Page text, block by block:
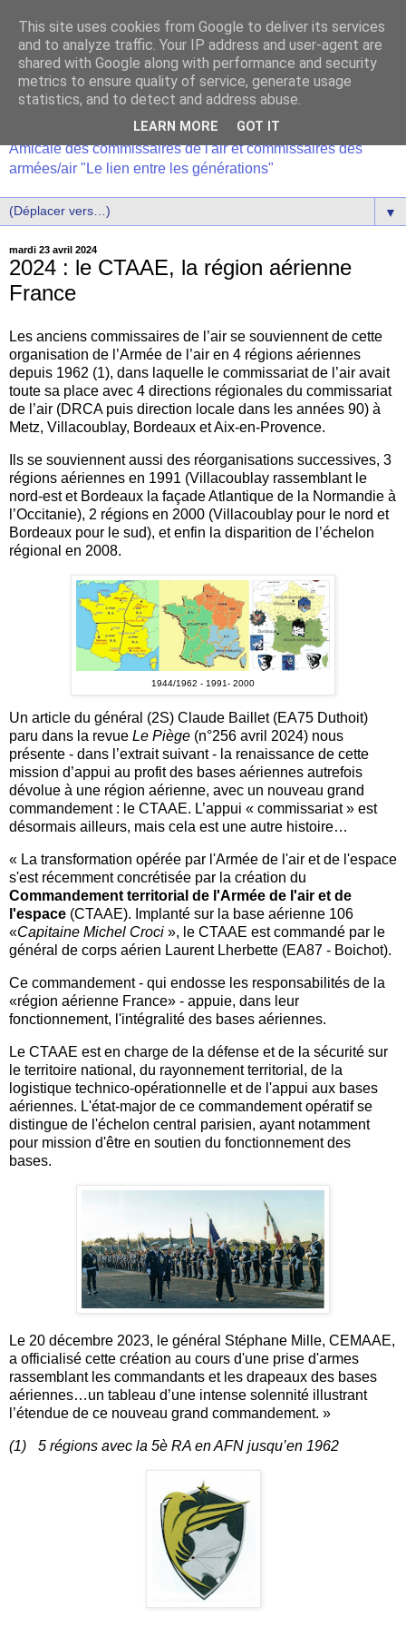
Amicale des commissaires de l'air et commissaires des
armées/air "Le lien entre les générations"
▼
mardi 23 avril 2024
2024 : le CTAAE, la région aérienne
France
Les anciens commissaires de l’air se souviennent de cette
organisation de l’Armée de l’air en 4 régions aériennes
depuis 1962 (1), dans laquelle le commissariat de l’air avait
toute sa place avec 4 directions régionales du commissariat
de l’air (DRCA puis direction locale dans les années 90) à
Metz, Villacoublay, Bordeaux et Aix-en-Provence.
Ils se souviennent aussi des réorganisations successives, 3
régions aériennes en 1991 (Villacoublay rassemblant le
nord-est et Bordeaux la façade Atlantique de la Normandie à
l’Occitanie), 2 régions en 2000 (Villacoublay pour le nord et
Bordeaux pour le sud), et enfin la disparition de l’échelon
régional en 2008.
1944/1962 - 1991- 2000
Un article du général (2S) Claude Baillet (EA75 Duthoit)
paru dans la revue Le Piège (n°256 avril 2024) nous
présente - dans l’extrait suivant - la renaissance de cette
mission d’appui au profit des bases aériennes autrefois
dévolue à une région aérienne, avec un nouveau grand
commandement : le CTAAE. L’appui « commissariat » est
désormais ailleurs, mais cela est une autre histoire…
« La transformation opérée par l'Armée de l'air et de l'espace
s'est récemment concrétisée par la création du
Commandement territorial de l'Armée de l'air et de
l'espace (CTAAE). Implanté sur la base aérienne 106
«Capitaine Michel Croci », le CTAAE est commandé par le
général de corps aérien Laurent Lherbette (EA87 - Boichot).
Ce commandement - qui endosse les responsabilités de la
«région aérienne France» - appuie, dans leur
fonctionnement, l'intégralité des bases aériennes.
Le CTAAE est en charge de la défense et de la sécurité sur
le territoire national, du rayonnement territorial, de la
logistique technico-opérationnelle et de l'appui aux bases
aériennes. L'état-major de ce commandement opératif se
distingue de l'échelon central parisien, ayant notamment
pour mission d'être en soutien du fonctionnement des
bases.
Le 20 décembre 2023, le général Stéphane Mille, CEMAAE,
a officialisé cette création au cours d'une prise d'armes
rassemblant les commandants et les drapeaux des bases
aériennes…un tableau d’une intense solennité illustrant
l’étendue de ce nouveau grand commandement. »
(1) 5 régions avec la 5è RA en AFN jusqu’en 1962
This site uses cookies from Google to deliver its services
and to analyze traffic. Your IP address and user-agent are
shared with Google along with performance and security
metrics to ensure quality of service, generate usage
statistics, and to detect and address abuse.
LEARN MORE GOT IT